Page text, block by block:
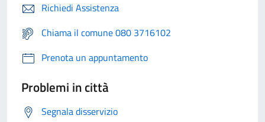
Richiedi Assistenza
Chiama il comune 080 3716102
Prenota un appuntamento
Problemi in città
Segnala disservizio